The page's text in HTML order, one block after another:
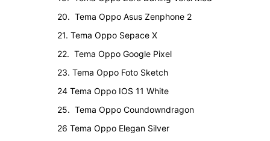
20. Tema Oppo Asus Zenphone 2
21. Tema Oppo Sepace X
22. Tema Oppo Google Pixel
23. Tema Oppo Foto Sketch
24 Tema Oppo IOS 11 White
25. Tema Oppo Coundowndragon
26 Tema Oppo Elegan Silver